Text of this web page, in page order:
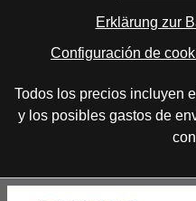
Erklärung zur
Configuración de
Todos los precios incluyen
y los posibles gastos de